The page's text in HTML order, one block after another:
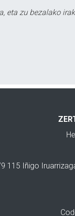
eta zu bezalako
115 Iñigo